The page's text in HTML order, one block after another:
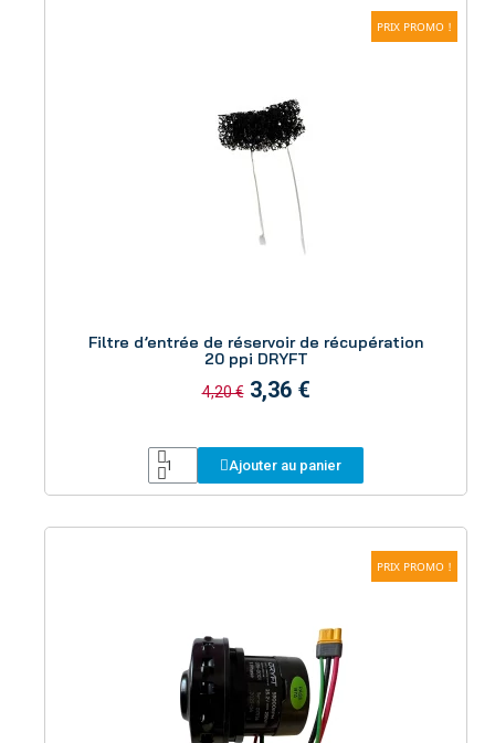
PRIX PROMO !
Filtre d’entrée de réservoir de récupération
20 ppi DRYFT
4,20 € 3,36 €
Ajouter au panier
PRIX PROMO !